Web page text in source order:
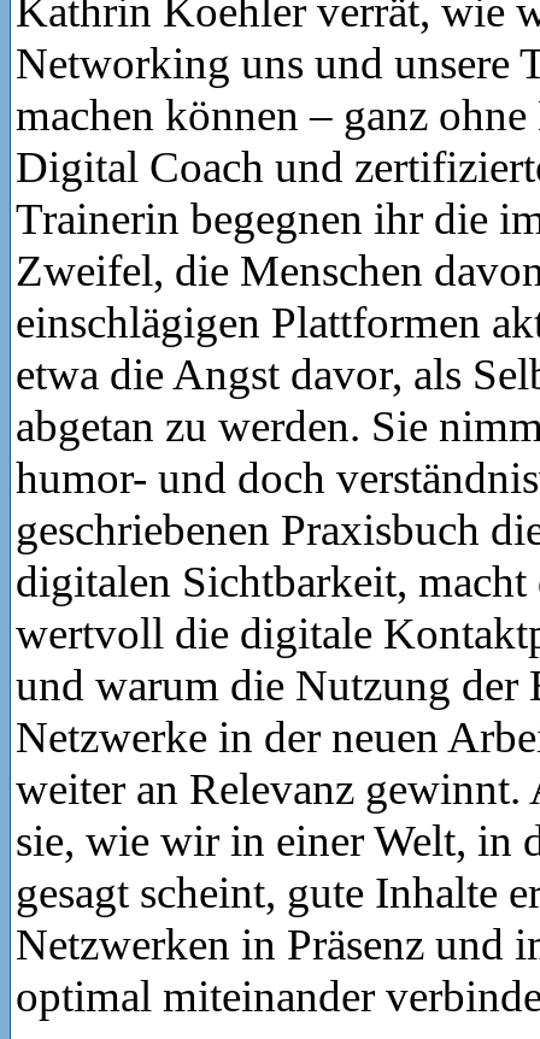
Kathrin Koehler verrät, wie
Networking uns und unsere
machen können – ganz
Digital Coach und
Trainerin begegnen ihr die
Zweifel, die Menschen
einschlägigen Plattformen
etwa die Angst davor, als
abgetan zu werden. Sie
humor- und doch
geschriebenen Praxisbuch
digitalen Sichtbarkeit,
wertvoll die digitale
und warum die Nutzung der
Netzwerke in der neuen
weiter an Relevanz gewinnt.
sie, wie wir in einer Welt, in
gesagt scheint, gute Inhalte
Netzwerken in Präsenz und
optimal miteinander